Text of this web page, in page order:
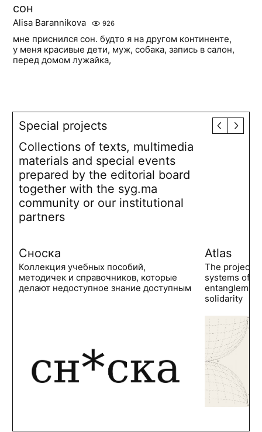
сон
Alisa Barannikova 926
мне приснился сон. будто я на другом континенте,
у меня красивые дети, муж, собака, запись в салон,
перед домом лужайка,
Special projects
Collections of texts, multimedia
materials and special events
prepared by the editorial board
together with the syg.ma
community or our institutional
partners
Сноска
Коллекция учебных пособий,
методичек и справочников, которые
делают недоступное знание доступным
Atlas
The project
systems of
solidarity